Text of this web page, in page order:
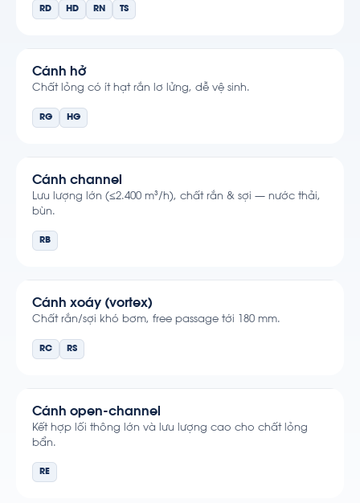
RD HD RN TS
Cánh hở
Chất lỏng có ít hạt rắn lơ lửng, dễ vệ sinh.
RG HG
Cánh channel
Lưu lượng lớn (≤2.400 m³/h), chất rắn & sợi — nước thải,
bùn.
RB
Cánh xoáy (vortex)
Chất rắn/sợi khó bơm, free passage tới 180 mm.
RC RS
Cánh open-channel
Kết hợp lối thông lớn và lưu lượng cao cho chất lỏng
bẩn.
RE